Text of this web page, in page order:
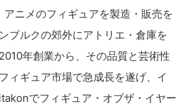
ニメのフィギュアを製造・販売を
ブルクの郊外にアトリエ・倉庫を
年創業から、その品質と芸術性
ィギュア市場で急成長を遂げ、イ
でフィギュア・オブザ・イヤー